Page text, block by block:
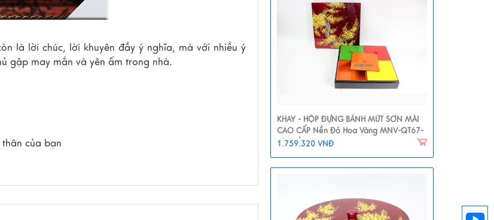
là lời chúc, lời khuyên đầy ý nghĩa, mà với nhiều ý
gặp may mắn và yên ấm trong nhà.
của bạn
KHAY - HỘP ĐỰNG BÁNH MỨT SƠN MÀI
CAO CẤP Nền Đỏ Hoa Vàng MNV-QT67-
2(nhiều Màu)
1.759.320 VNĐ